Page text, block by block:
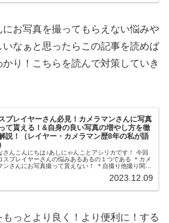
にお写真を撮ってもらえない悩みや
いなぁと思ったらこの記事を読めば
り！こちらを読んで対策していき
プレイヤーさん必見！カメラマンさんに写真
て貰える！&自身の良い写真の増やし方を徹
説！（レイヤー・カメラマン歴8年の私が語
さんこんにちは♪あしにゃんことアシリカです！ 今回
スプレイヤーさんの悩みあるあるの１つである ＊カメ
ンさんにお写真撮って貰えない！ ＊自撮り他撮り関係
2023.12.09
っとより良く！より便利に！する